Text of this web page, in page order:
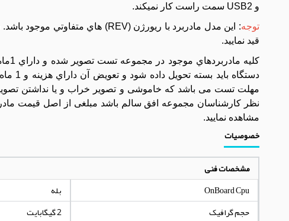
و USB2 سمت راست کار نمیکند.
توجه
قيد نماييد.
مهلت تست می باشد که خاموشی و تصویر خراب و یا نداشتن
نظر کارشناسان مجموعه افق سالم باشد مبلغی از اصل قیمت
مشاهده نمایید.
خصوصیات
مشخصات فنی
OnBoard Cpu
بله
حجم گرافیک
2 گیگابایت